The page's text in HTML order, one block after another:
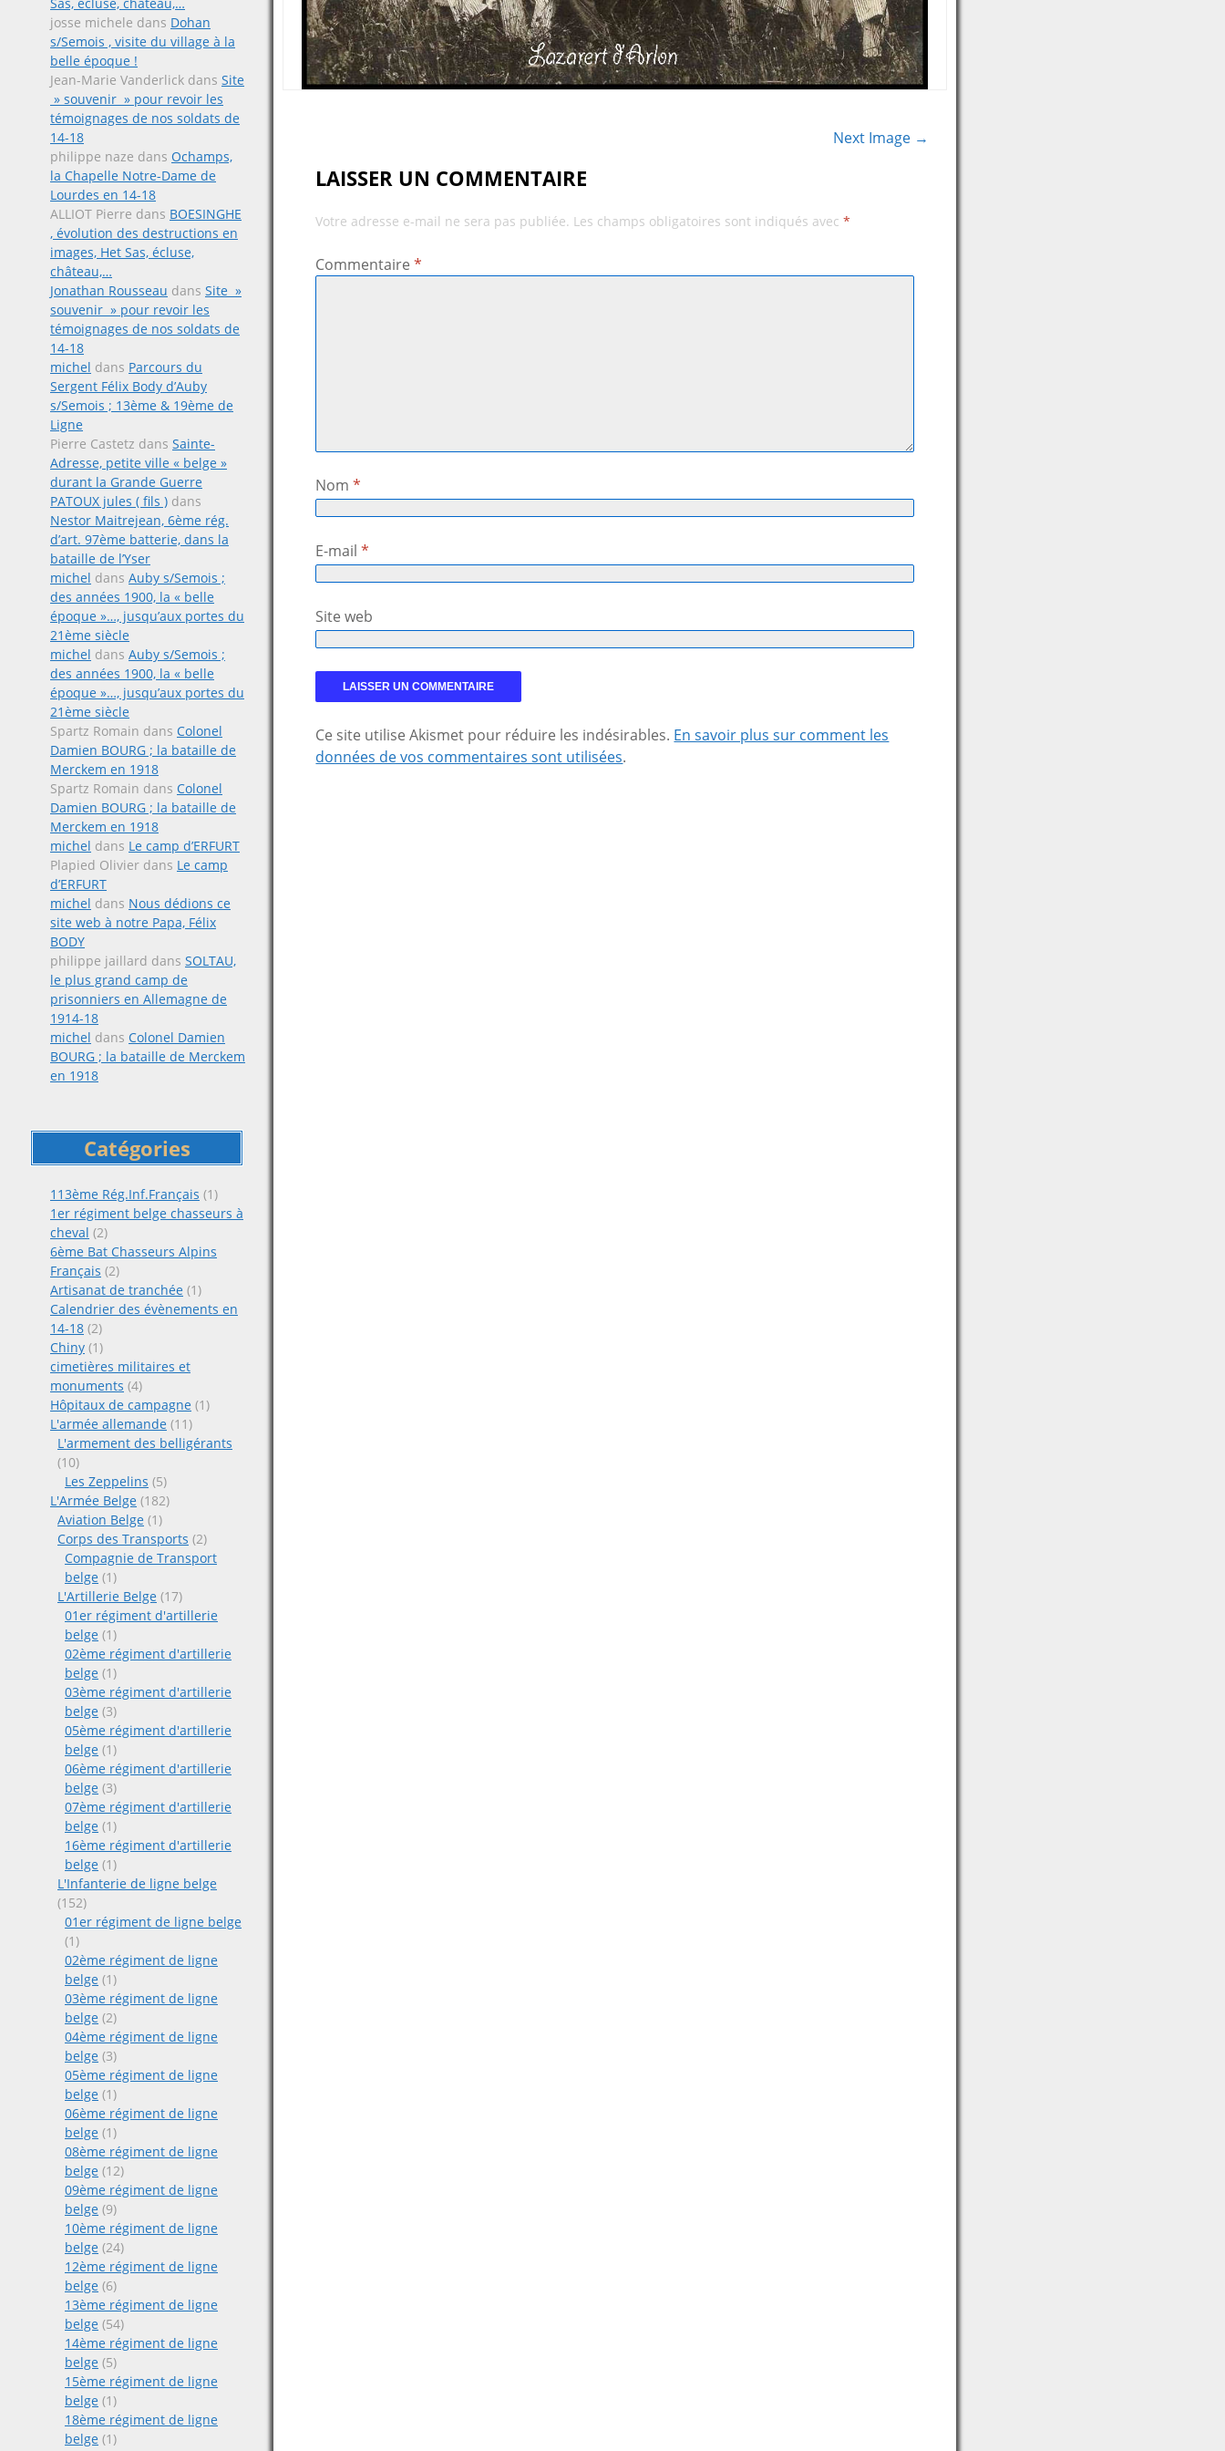
josse michele dans Dohan
s/Semois , visite du village à la
belle époque !
Jean-Marie Vanderlick dans Site
» souvenir » pour revoir les
témoignages de nos soldats de
14-18
philippe naze dans Ochamps,
la Chapelle Notre-Dame de
Lourdes en 14-18
ALLIOT Pierre dans BOESINGHE
, évolution des destructions en
images, Het Sas, écluse,
château,…
Jonathan Rousseau dans Site »
souvenir » pour revoir les
témoignages de nos soldats de
14-18
michel dans Parcours du
Sergent Félix Body d’Auby
s/Semois ; 13ème & 19ème de
Ligne
Pierre Castetz dans Sainte-
Adresse, petite ville « belge »
durant la Grande Guerre
PATOUX jules ( fils ) dans
Nestor Maitrejean, 6ème rég.
d’art. 97ème batterie, dans la
bataille de l’Yser
michel dans Auby s/Semois ;
des années 1900, la « belle
époque »…, jusqu’aux portes du
21ème siècle
michel dans Auby s/Semois ;
des années 1900, la « belle
époque »…, jusqu’aux portes du
21ème siècle
Spartz Romain dans Colonel
Damien BOURG ; la bataille de
Merckem en 1918
Spartz Romain dans Colonel
Damien BOURG ; la bataille de
Merckem en 1918
michel dans Le camp d’ERFURT
Plapied Olivier dans Le camp
d’ERFURT
michel dans Nous dédions ce
site web à notre Papa, Félix
BODY
philippe jaillard dans SOLTAU,
le plus grand camp de
prisonniers en Allemagne de
1914-18
michel dans Colonel Damien
BOURG ; la bataille de Merckem
en 1918
Catégories
113ème Rég.Inf.Français (1)
1er régiment belge chasseurs à
cheval (2)
6ème Bat Chasseurs Alpins
Français (2)
Artisanat de tranchée (1)
Calendrier des évènements en
14-18 (2)
Chiny (1)
cimetières militaires et
monuments (4)
Hôpitaux de campagne (1)
L'armée allemande (11)
L'armement des belligérants
(10)
Les Zeppelins (5)
L'Armée Belge (182)
Aviation Belge (1)
Corps des Transports (2)
Compagnie de Transport
belge (1)
L'Artillerie Belge (17)
01er régiment d'artillerie
belge (1)
02ème régiment d'artillerie
belge (1)
03ème régiment d'artillerie
belge (3)
05ème régiment d'artillerie
belge (1)
06ème régiment d'artillerie
belge (3)
07ème régiment d'artillerie
belge (1)
16ème régiment d'artillerie
belge (1)
L'Infanterie de ligne belge
(152)
01er régiment de ligne belge
(1)
02ème régiment de ligne
belge (1)
03ème régiment de ligne
belge (2)
04ème régiment de ligne
belge (3)
05ème régiment de ligne
belge (1)
06ème régiment de ligne
belge (1)
08ème régiment de ligne
belge (12)
09ème régiment de ligne
belge (9)
10ème régiment de ligne
belge (24)
12ème régiment de ligne
belge (6)
13ème régiment de ligne
belge (54)
14ème régiment de ligne
belge (5)
15ème régiment de ligne
belge (1)
18ème régiment de ligne
belge (1)
Next Image →
LAISSER UN COMMENTAIRE
Votre adresse e-mail ne sera pas publiée. Les champs obligatoires sont indiqués avec*
Commentaire*
Nom*
E-mail*
Site web
Ce site utilise Akismet pour réduire les indésirables. En savoir plus sur comment les
données de vos commentaires sont utilisées.